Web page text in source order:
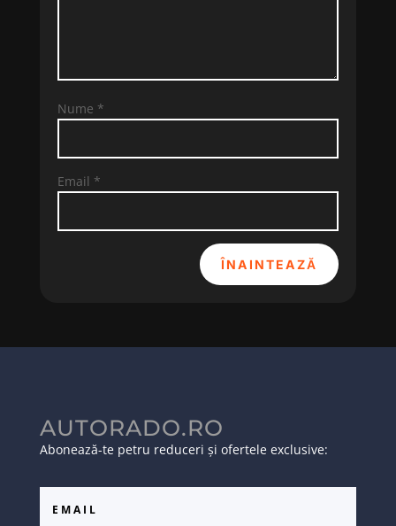
Nume *
Email *
ÎNAINTEAZĂ
AUTORADO.RO
Abonează-te petru reduceri și ofertele exclusive: